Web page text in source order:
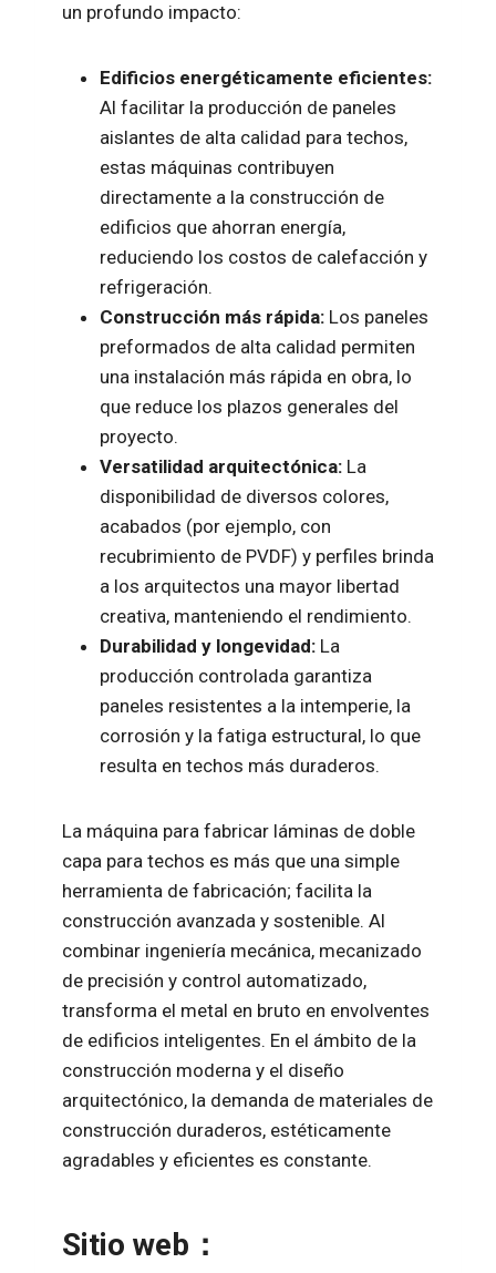
un profundo impacto:
Edificios energéticamente eficientes:
Al facilitar la producción de paneles
aislantes de alta calidad para techos,
estas máquinas contribuyen
directamente a la construcción de
edificios que ahorran energía,
reduciendo los costos de calefacción y
refrigeración.
Construcción más rápida: Los paneles
preformados de alta calidad permiten
una instalación más rápida en obra, lo
que reduce los plazos generales del
proyecto.
Versatilidad arquitectónica: La
disponibilidad de diversos colores,
acabados (por ejemplo, con
recubrimiento de PVDF) y perfiles brinda
a los arquitectos una mayor libertad
creativa, manteniendo el rendimiento.
Durabilidad y longevidad: La
producción controlada garantiza
paneles resistentes a la intemperie, la
corrosión y la fatiga estructural, lo que
resulta en techos más duraderos.
La máquina para fabricar láminas de doble
capa para techos es más que una simple
herramienta de fabricación; facilita la
construcción avanzada y sostenible. Al
combinar ingeniería mecánica, mecanizado
de precisión y control automatizado,
transforma el metal en bruto en envolventes
de edificios inteligentes. En el ámbito de la
construcción moderna y el diseño
arquitectónico, la demanda de materiales de
construcción duraderos, estéticamente
agradables y eficientes es constante.
Sitio web：